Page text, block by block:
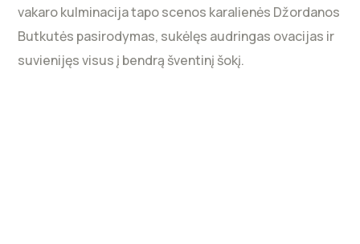
vakaro kulminacija tapo scenos karalienės Džordanos
Butkutės pasirodymas, sukėlęs audringas ovacijas ir
suvienijęs visus į bendrą šventinį šokį.